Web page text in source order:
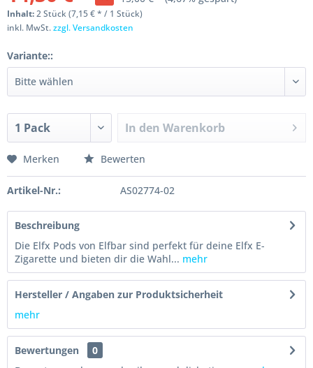
Inhalt:2 Stück (7,15 € * / 1 Stück)
inkl. MwSt.zzgl. Versandkosten
Variante::
In den Warenkorb
Merken Bewerten
Artikel-Nr.: AS02774-02
Beschreibung
Die Elfx Pods von Elfbar sind perfekt für deine Elfx E-
Zigarette und bieten dir die Wahl... mehr
Hersteller / Angaben zur Produktsicherheit
mehr
Bewertungen
0